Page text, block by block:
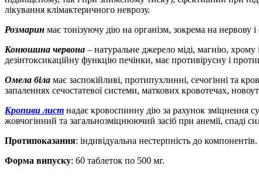
лікування клімактеричного неврозу.
Розмарин має тонізуючу дію на організм, зокрема на нервову
Конюшина червона – натуральне джерело міді, магнію,
дезінтоксикаційну функцію печінки, має противірусну і
Омела біла має заспокійливі, протипухлинні, сечогінні та
запаленнях сечостатевої системи, маткових кровотечах,
Кропиви лист надає кровоспинну дію за рахунок зміцнення
жовчогінний та загальнозміцнюючий засіб при анемії, спаді
Протипоказання: індивідуальна нестерпність до компонентів.
Форма випуску: 60 таблеток по 500 мг.